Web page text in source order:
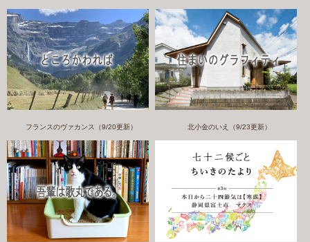
フランスのヴァカンス（9/20更新） 北小金のいえ（9/23更新）